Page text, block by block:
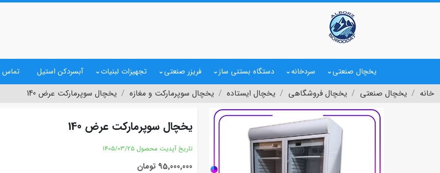
یخچال صنعتی سردخانه دستگاه بستنی ساز فریزر صنعتی تجهیزات لبنیات آبسردکن استیل تماس
خانه یخچال صنعتی یخچال فروشگاهی یخچال ایستاده یخچال سوپرمارکت و مغازه یخچال سوپرمارکت عرض 140
یخچال سوپرمارکت عرض 140
تاریخ آپدیت محصول 1405/03/25
95,000,000 تومان